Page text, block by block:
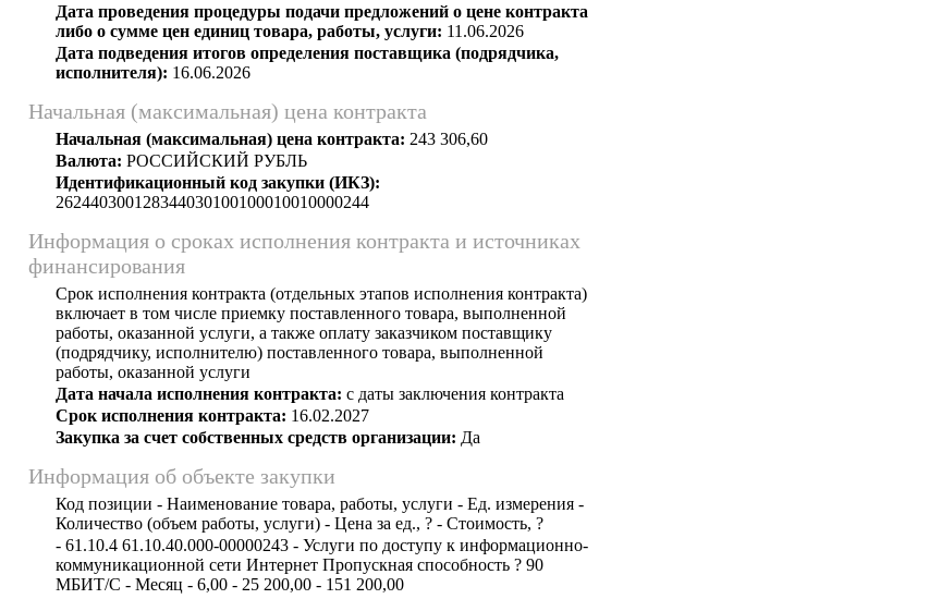
Дата проведения процедуры подачи предложений о цене контракта
либо о сумме цен единиц товара, работы, услуги: 11.06.2026
Дата подведения итогов определения поставщика (подрядчика,
исполнителя): 16.06.2026
Начальная (максимальная) цена контракта
Начальная (максимальная) цена контракта: 243 306,60
Валюта: РОССИЙСКИЙ РУБЛЬ
Идентификационный код закупки (ИКЗ):
262440300128344030100100010010000244
Информация о сроках исполнения контракта и источниках
финансирования
Срок исполнения контракта (отдельных этапов исполнения контракта)
включает в том числе приемку поставленного товара, выполненной
работы, оказанной услуги, а также оплату заказчиком поставщику
(подрядчику, исполнителю) поставленного товара, выполненной
работы, оказанной услуги
Дата начала исполнения контракта: с даты заключения контракта
Срок исполнения контракта: 16.02.2027
Закупка за счет собственных средств организации: Да
Информация об объекте закупки
Код позиции - Наименование товара, работы, услуги - Ед. измерения -
Количество (объем работы, услуги) - Цена за ед., ? - Стоимость, ?
- 61.10.4 61.10.40.000-00000243 - Услуги по доступу к информационно-
коммуникационной сети Интернет Пропускная способность ? 90
МБИТ/С - Месяц - 6,00 - 25 200,00 - 151 200,00